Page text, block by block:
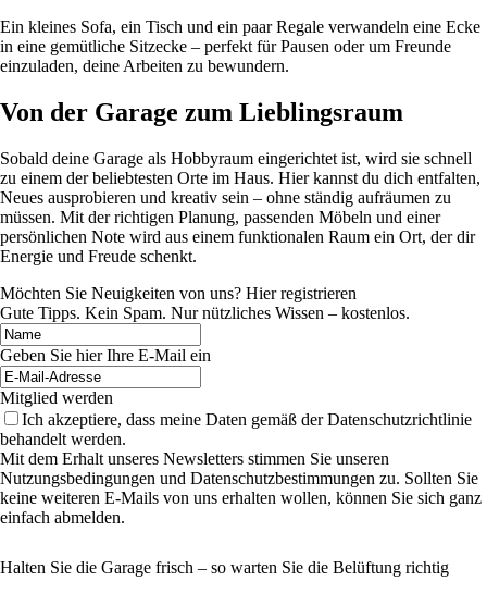
Ein kleines Sofa, ein Tisch und ein paar Regale verwandeln eine Ecke
in eine gemütliche Sitzecke – perfekt für Pausen oder um Freunde
einzuladen, deine Arbeiten zu bewundern.
Von der Garage zum Lieblingsraum
Sobald deine Garage als Hobbyraum eingerichtet ist, wird sie schnell
zu einem der beliebtesten Orte im Haus. Hier kannst du dich entfalten,
Neues ausprobieren und kreativ sein – ohne ständig aufräumen zu
müssen. Mit der richtigen Planung, passenden Möbeln und einer
persönlichen Note wird aus einem funktionalen Raum ein Ort, der dir
Energie und Freude schenkt.
Möchten Sie Neuigkeiten von uns? Hier registrieren
Gute Tipps. Kein Spam. Nur nützliches Wissen – kostenlos.
Geben Sie hier Ihre E-Mail ein
Mitglied werden
Ich akzeptiere, dass meine Daten gemäß der Datenschutzrichtlinie
behandelt werden.
Mit dem Erhalt unseres Newsletters stimmen Sie unseren
Nutzungsbedingungen und Datenschutzbestimmungen zu. Sollten Sie
keine weiteren E-Mails von uns erhalten wollen, können Sie sich ganz
einfach abmelden.
Halten Sie die Garage frisch – so warten Sie die Belüftung richtig